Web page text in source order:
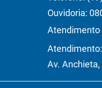
Ouvidoria:
Atendimento
Av.